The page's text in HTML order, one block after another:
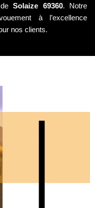
Solaize 69360. Notre
à l’excellence
nos clients.